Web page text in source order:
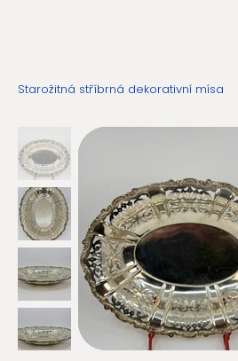
Starožitná stříbrná dekorativní mísa